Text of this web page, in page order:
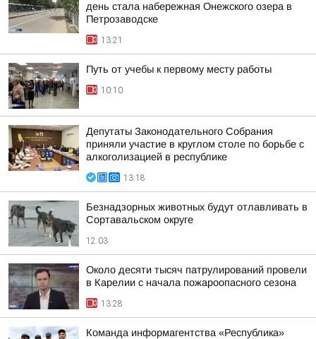
день стала набережная Онежского озера в
Петрозаводске
13:21
Путь от учебы к первому месту работы
10:10
Депутаты Законодательного Собрания
приняли участие в круглом столе по борьбе с
алкоголизацией в республике
13:18
Безнадзорных животных будут отлавливать в
Сортавальском округе
12:03
Около десяти тысяч патрулирований провели
в Карелии с начала пожароопасного сезона
13:28
Команда информагентства «Республика»